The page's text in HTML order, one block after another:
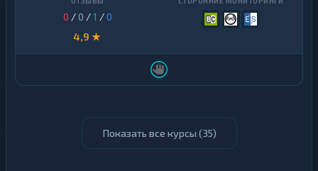
0 / 0 /1 /0
4,9 ★
Показать все курсы (35)